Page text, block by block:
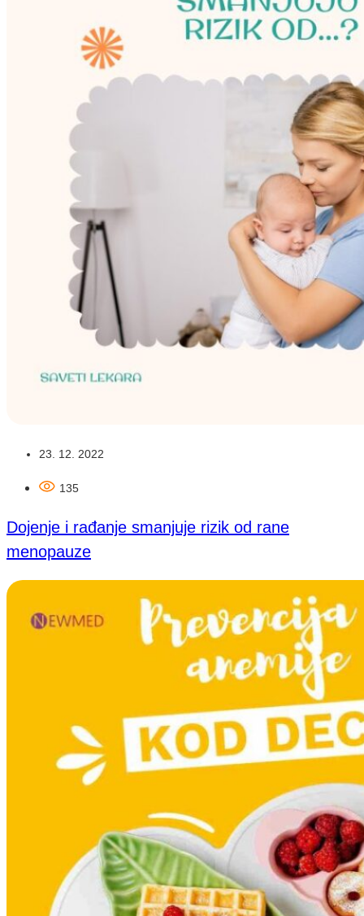
23. 12. 2022
135
Dojenje i rađanje smanjuje rizik od rane
menopauze